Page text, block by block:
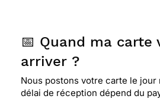
📅 Quand ma
arriver ?
Nous postons votre carte le jour
délai de réception dépend du